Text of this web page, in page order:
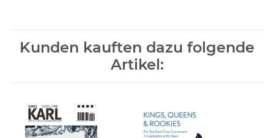
Kunden kauften dazu folgende
Artikel: